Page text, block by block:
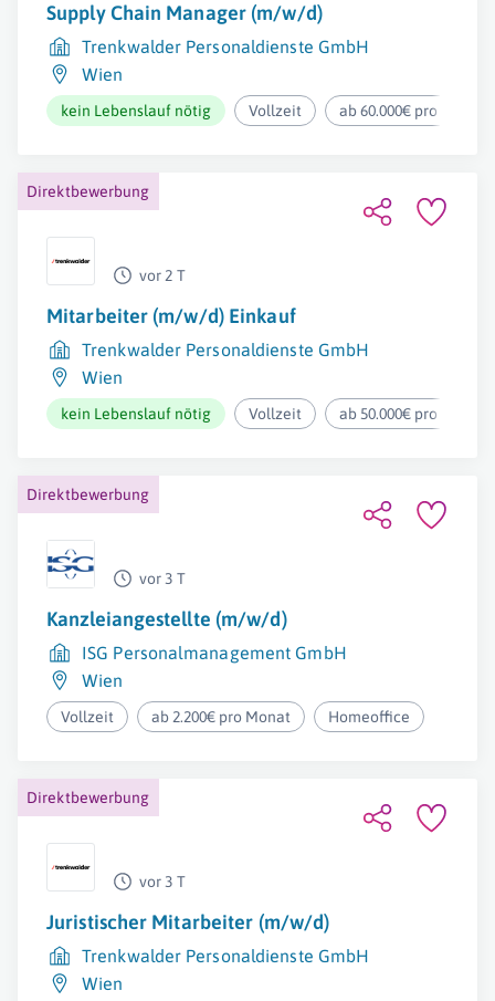
Supply Chain Manager (m/w/d)
Trenkwalder Personaldienste GmbH
Wien
kein Lebenslauf nötig Vollzeit ab 60.000€ pro Jahr
Direktbewerbung
vor 2 T
Mitarbeiter (m/w/d) Einkauf
Trenkwalder Personaldienste GmbH
Wien
kein Lebenslauf nötig Vollzeit ab 50.000€ pro Jahr
Direktbewerbung
vor 3 T
Kanzleiangestellte (m/w/d)
ISG Personalmanagement GmbH
Wien
Vollzeit ab 2.200€ pro Monat Homeoffice
Direktbewerbung
vor 3 T
Juristischer Mitarbeiter (m/w/d)
Trenkwalder Personaldienste GmbH
Wien